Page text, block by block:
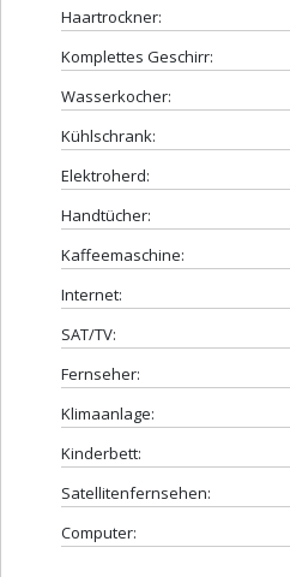
Haartrockner:
Komplettes Geschirr:
Wasserkocher:
Kühlschrank:
Elektroherd:
Handtücher:
Kaffeemaschine:
Internet:
SAT/TV:
Fernseher:
Klimaanlage:
Kinderbett:
Satellitenfernsehen:
Computer: